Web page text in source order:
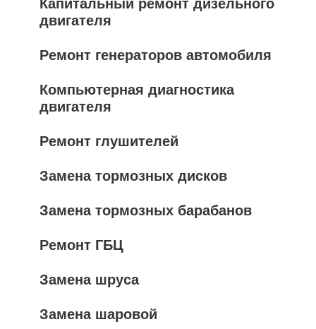
Капитальный ремонт дизельного
двигателя
Ремонт генераторов автомобиля
Компьютерная диагностика
двигателя
Ремонт глушителей
Замена тормозных дисков
Замена тормозных барабанов
Ремонт ГБЦ
Замена шруса
Замена шаровой